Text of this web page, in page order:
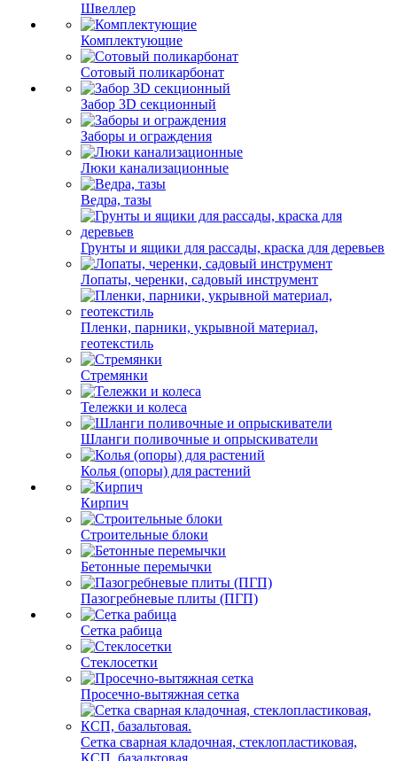
Швеллер
Комплектующие
Сотовый поликарбонат
Забор 3D секционный
Заборы и ограждения
Люки канализационные
Ведра, тазы
Грунты и ящики для рассады, краска для деревьев
Лопаты, черенки, садовый инструмент
Пленки, парники, укрывной материал,
геотекстиль
Стремянки
Тележки и колеса
Шланги поливочные и опрыскиватели
Колья (опоры) для растений
Кирпич
Строительные блоки
Бетонные перемычки
Пазогребневые плиты (ПГП)
Сетка рабица
Стеклосетки
Просечно-вытяжная сетка
Сетка сварная кладочная, стеклопластиковая,
КСП, базальтовая.